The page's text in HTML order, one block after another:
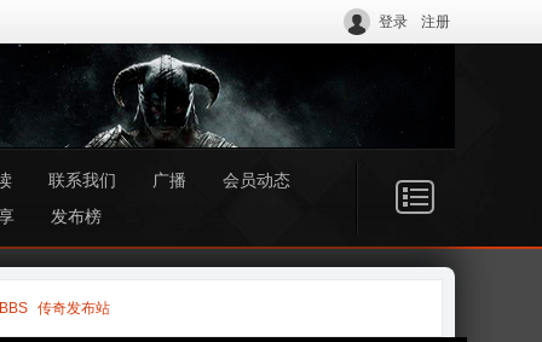
登录 注册
联系我们 广播
会员动态
发布榜
传奇发布站